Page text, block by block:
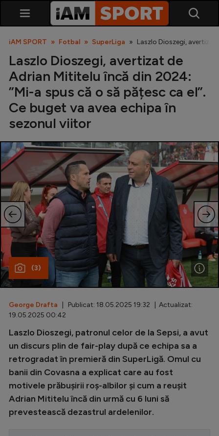
SuperLiga
Liga 2
Cupa României
Echipa Națională
U21
Fotbal feminin
Special
Diverse
Inedit
Champions League
Europa League
Conference League
CM 2026
Premier League
iAM SPORT Fotbal SuperLiga Laszlo Dioszegi, avertizat
Laszlo Dioszegi, avertizat de
Adrian Mititelu încă din 2024:
”Mi-a spus că o să pățesc ca el”.
Ce buget va avea echipa în
sezonul viitor
(3)
George Drafta | Publicat: 18.05.2025 19:32 | Actualizat:
19.05.2025 00:42
Laszlo Dioszegi, patronul celor de la Sepsi, a avut
un discurs plin de fair-play după ce echipa sa a
retrogradat în premieră din SuperLigă. Omul cu
banii din Covasna a explicat care au fost
motivele prăbușirii roș-albilor și cum a reușit
Adrian Mititelu încă din urmă cu 6 luni să
prevestească dezastrul ardelenilor.